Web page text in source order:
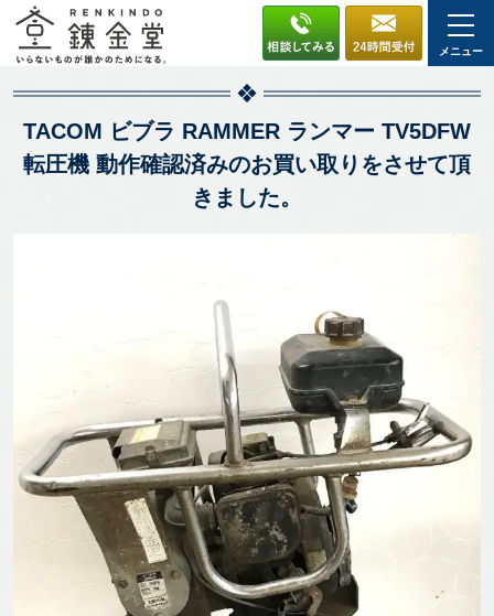
メニュー
TACOM ビブラ RAMMER ランマー TV5DFW
転圧機 動作確認済みのお買い取りをさせて頂
きました。